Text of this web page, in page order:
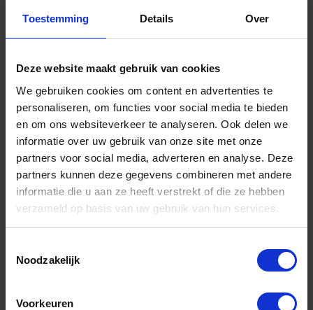
Toestemming Details Over
Deze website maakt gebruik van cookies
We gebruiken cookies om content en advertenties te
personaliseren, om functies voor social media te bieden
en om ons websiteverkeer te analyseren. Ook delen we
informatie over uw gebruik van onze site met onze
partners voor social media, adverteren en analyse. Deze
partners kunnen deze gegevens combineren met andere
informatie die u aan ze heeft verstrekt of die ze hebben
verzameld op basis van uw gebruik van hun services.
Noodzakelijk
Voorkeuren
Hellingplaat 8% t.b.v. U-profiel DIN434 EV
M20
Gtin: 8716024364722,BMVZ43420
Artikelnummer merk: 7434EV20
€ 78,63 incl. BTW
- +
Grootverpakking (100)
Bestel nu!